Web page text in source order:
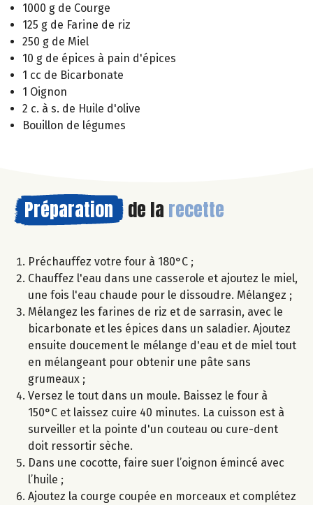
1000 g de Courge
125 g de Farine de riz
250 g de Miel
10 g de épices à pain d'épices
1 cc de Bicarbonate
1 Oignon
2 c. à s. de Huile d'olive
Bouillon de légumes
Préparation de la recette
Préchauffez votre four à 180°C ;
Chauffez l'eau dans une casserole et ajoutez le miel,
une fois l'eau chaude pour le dissoudre. Mélangez ;
Mélangez les farines de riz et de sarrasin, avec le
bicarbonate et les épices dans un saladier. Ajoutez
ensuite doucement le mélange d'eau et de miel tout
en mélangeant pour obtenir une pâte sans
grumeaux ;
Versez le tout dans un moule. Baissez le four à
150°C et laissez cuire 40 minutes. La cuisson est à
surveiller et la pointe d'un couteau ou cure-dent
doit ressortir sèche.
Dans une cocotte, faire suer l’oignon émincé avec
l’huile ;
Ajoutez la courge coupée en morceaux et complétez